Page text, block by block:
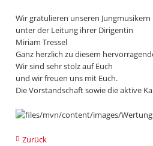
Wir gratulieren unseren Jungmusikern
unter der Leitung ihrer Dirigentin
Miriam Tressel
Ganz herzlich zu diesem
Wir sind sehr stolz auf Euch
und wir freuen uns mit Euch.
Die Vorstandschaft sowie die aktive
Zurück